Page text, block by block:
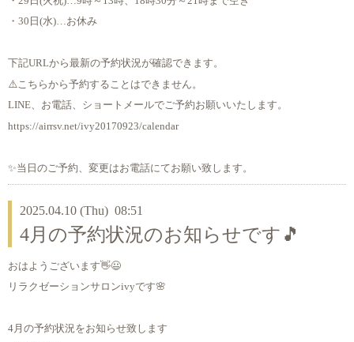
・30日(水)…お休み
下記URLから最新の予約状況が確認できます。
⚠️こちらから予約することはできません。
LINE、お電話、ショートメールでご予約お願いいたします。
https://airrsv.net/ivy20170923/calendar
✨当日のご予約、変更はお電話にてお願い致します。
2025.04.10 (Thu) 08:51
4月の予約状況のお知らせです🎵
おはようございます👋😃
リラクゼーションサロンivyです🌸
4月の予約状況をお知らせ致します